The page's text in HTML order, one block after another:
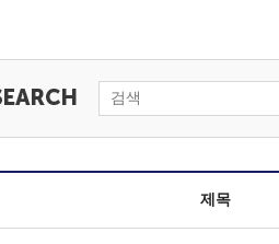
FAQ
온라인문의
제목